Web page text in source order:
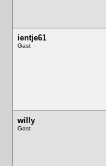
ientje61
Gast
willy
Gast